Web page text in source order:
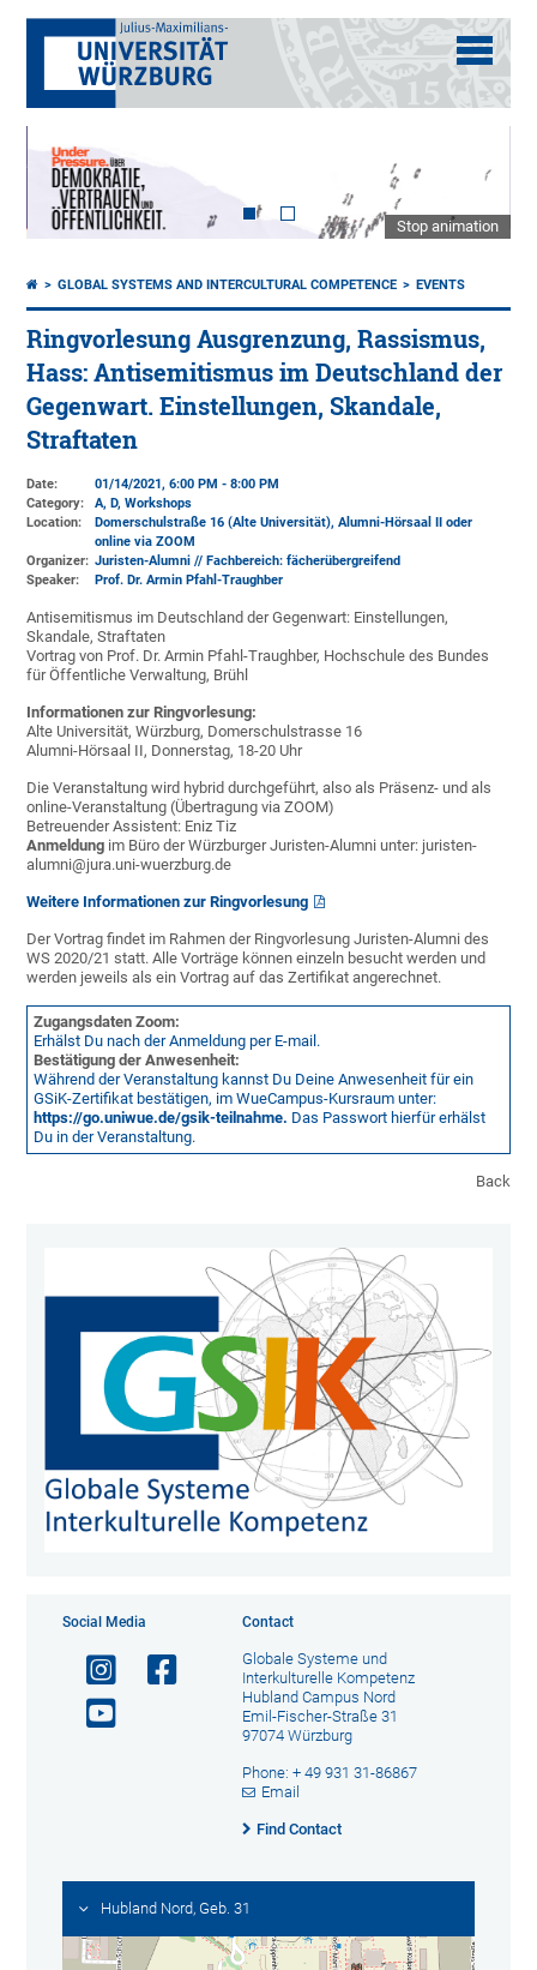
Stop animation
GLOBAL SYSTEMS AND INTERCULTURAL COMPETENCE EVENTS
Ringvorlesung Ausgrenzung, Rassismus,
Hass: Antisemitismus im Deutschland der
Gegenwart. Einstellungen, Skandale,
Straftaten
Date:
01/14/2021, 6:00 PM - 8:00 PM
Category:
A, D, Workshops
Location:
Domerschulstraße 16 (Alte Universität), Alumni-Hörsaal II oder
online via ZOOM
Organizer: Juristen-Alumni // Fachbereich: fächerübergreifend
Speaker:
Prof. Dr. Armin Pfahl-Traughber
Antisemitismus im Deutschland der Gegenwart: Einstellungen,
Skandale, Straftaten
Vortrag von Prof. Dr. Armin Pfahl-Traughber, Hochschule des Bundes
für Öffentliche Verwaltung, Brühl
Informationen zur Ringvorlesung:
Alte Universität, Würzburg, Domerschulstrasse 16
Alumni-Hörsaal II, Donnerstag, 18-20 Uhr
Die Veranstaltung wird hybrid durchgeführt, also als Präsenz- und als
online-Veranstaltung (Übertragung via ZOOM)
Betreuender Assistent: Eniz Tiz
Anmeldung im Büro der Würzburger Juristen-Alumni unter: juristen-
alumni@jura.uni-wuerzburg.de
Weitere Informationen zur Ringvorlesung
Der Vortrag findet im Rahmen der Ringvorlesung Juristen-Alumni des
WS 2020/21 statt. Alle Vorträge können einzeln besucht werden und
werden jeweils als ein Vortrag auf das Zertifikat angerechnet.
Zugangsdaten Zoom:
Erhälst Du nach der Anmeldung per E-mail.
Bestätigung der Anwesenheit:
Während der Veranstaltung kannst Du Deine Anwesenheit für ein
GSiK-Zertifikat bestätigen, im WueCampus-Kursraum unter:
https://go.uniwue.de/gsik-teilnahme. Das Passwort hierfür erhälst
Du in der Veranstaltung.
Back
Social Media Contact
Globale Systeme und
Interkulturelle Kompetenz
Hubland Campus Nord
Emil-Fischer-Straße 31
97074 Würzburg
Phone: + 49 931 31-86867
Email
Find Contact
Hubland Nord, Geb. 31